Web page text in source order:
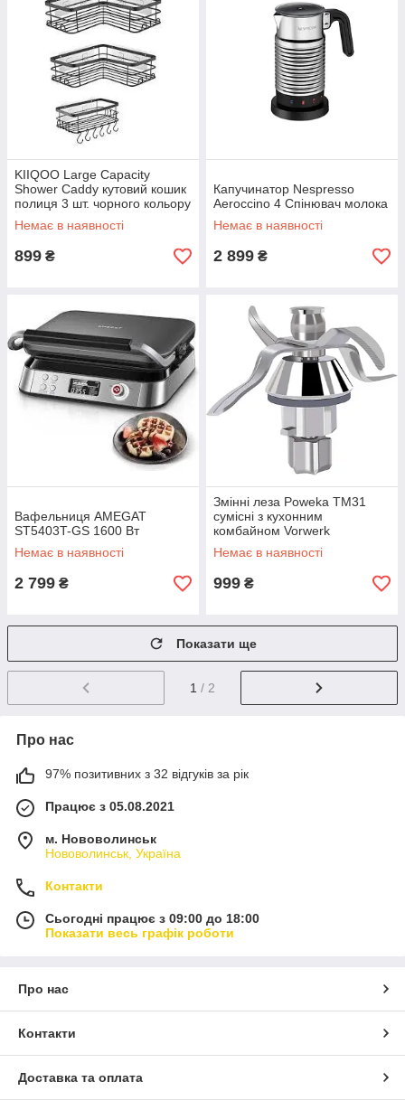
KIIQOO Large Capacity
Shower Caddy кутовий кошик
полиця 3 шт. чорного кольору
Немає в наявності
899 ₴
Капучинатор Nespresso
Aeroccino 4 Спінювач молока
Немає в наявності
2 899 ₴
Вафельниця AMEGAT
ST5403T-GS 1600 Вт
Немає в наявності
2 799 ₴
Змінні леза Poweka TM31
сумісні з кухонним
комбайном Vorwerk
Thermomix
Немає в наявності
999 ₴
Показати ще
1 / 2
Про нас
97% позитивних з 32 відгуків за рік
Працює з 05.08.2021
м. Нововолинськ
Нововолинськ, Україна
Контакти
Сьогодні працює з 09:00 до 18:00
Показати весь графік роботи
Про нас
Контакти
Доставка та оплата